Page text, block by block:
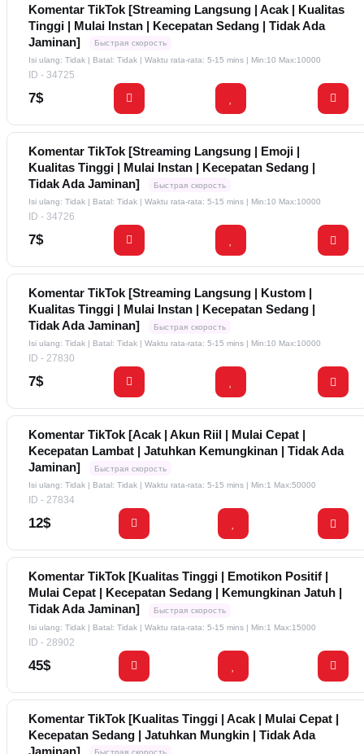
Komentar TikTok [Streaming Langsung | Acak | Kualitas
Tinggi | Mulai Instan | Kecepatan Sedang | Tidak Ada
Jaminan]
Быстрая скорость
Isi ulang: Tidak | Batal: Tidak | Waktu rata-rata: 5-15 mins | Min:10 Max:10000
ID - 34725
7$
Komentar TikTok [Streaming Langsung | Emoji |
Kualitas Tinggi | Mulai Instan | Kecepatan Sedang |
Tidak Ada Jaminan]
Быстрая скорость
Isi ulang: Tidak | Batal: Tidak | Waktu rata-rata: 5-15 mins | Min:10 Max:10000
ID - 34726
7$
Komentar TikTok [Streaming Langsung | Kustom |
Kualitas Tinggi | Mulai Instan | Kecepatan Sedang |
Tidak Ada Jaminan]
Быстрая скорость
Isi ulang: Tidak | Batal: Tidak | Waktu rata-rata: 5-15 mins | Min:10 Max:10000
ID - 27830
7$
Komentar TikTok [Acak | Akun Riil | Mulai Cepat |
Kecepatan Lambat | Jatuhkan Kemungkinan | Tidak Ada
Jaminan]
Быстрая скорость
Isi ulang: Tidak | Batal: Tidak | Waktu rata-rata: 5-15 mins
| Min:1 Max:50000
ID - 27834
12$
Komentar TikTok [Kualitas Tinggi | Emotikon Positif |
Mulai Cepat | Kecepatan Sedang | Kemungkinan Jatuh |
Tidak Ada Jaminan]
Быстрая скорость
Isi ulang: Tidak | Batal: Tidak | Waktu rata-rata: 5-15 mins | Min:1 Max:15000
ID - 28902
45$
Komentar TikTok [Kualitas Tinggi | Acak | Mulai Cepat |
Kecepatan Sedang | Jatuhkan Mungkin | Tidak Ada
Jaminan]
Быстрая скорость